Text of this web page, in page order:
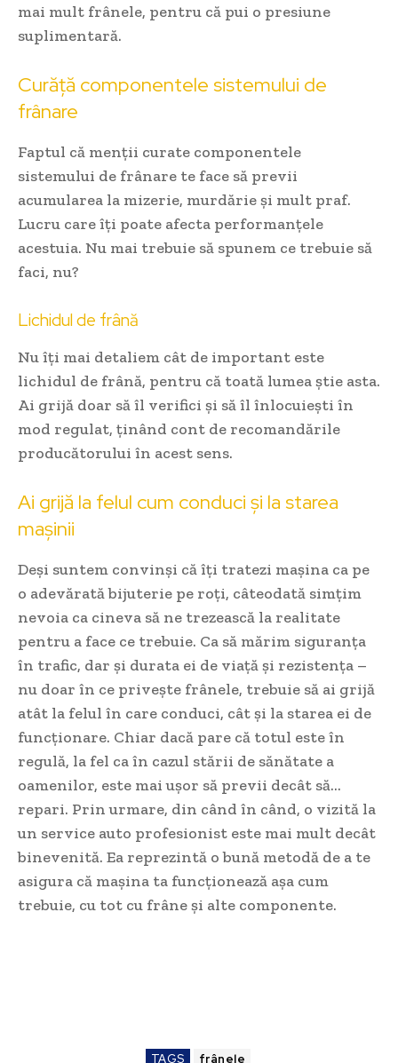
mai mult frânele, pentru că pui o presiune
suplimentară.
Curăță componentele sistemului de
frânare
Faptul că menții curate componentele
sistemului de frânare te face să previi
acumularea la mizerie, murdărie și mult praf.
Lucru care îți poate afecta performanțele
acestuia. Nu mai trebuie să spunem ce trebuie să
faci, nu?
Lichidul de frână
Nu îți mai detaliem cât de important este
lichidul de frână, pentru că toată lumea știe asta.
Ai grijă doar să îl verifici și să îl înlocuiești în
mod regulat, ținând cont de recomandările
producătorului în acest sens.
Ai grijă la felul cum conduci și la starea
mașinii
Deși suntem convinși că îți tratezi mașina ca pe
o adevărată bijuterie pe roți, câteodată simțim
nevoia ca cineva să ne trezească la realitate
pentru a face ce trebuie. Ca să mărim siguranța
în trafic, dar și durata ei de viață și rezistența –
nu doar în ce privește frânele, trebuie să ai grijă
atât la felul în care conduci, cât și la starea ei de
funcționare. Chiar dacă pare că totul este în
regulă, la fel ca în cazul stării de sănătate a
oamenilor, este mai ușor să previi decât să…
repari. Prin urmare, din când în când, o vizită la
un service auto profesionist este mai mult decât
binevenită. Ea reprezintă o bună metodă de a te
asigura că mașina ta funcționează așa cum
trebuie, cu tot cu frâne și alte componente.
TAGS frânele